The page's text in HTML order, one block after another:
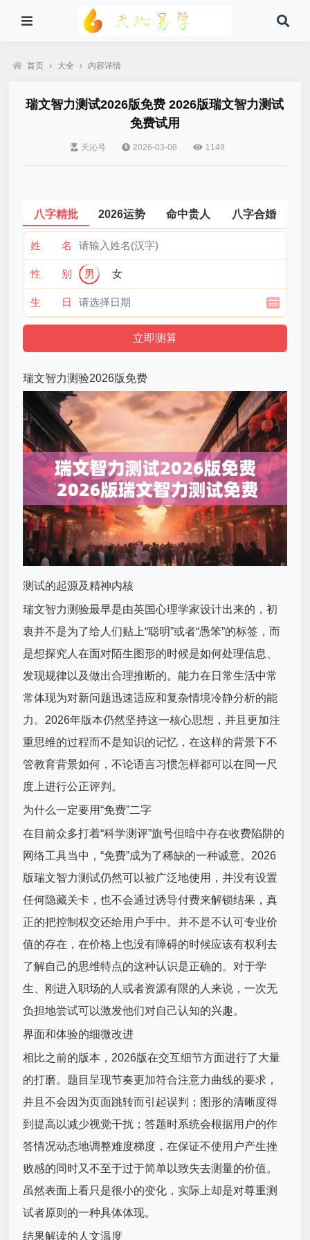
首页 › 大全 › 内容详情
瑞文智力测试2026版免费 2026版瑞文智力测试
免费试用
天沁号 2026-03-08 1149
八字精批 2026运势 命中贵人 八字合婚
姓 名
性 别 男 女
生 日
瑞文智力测验2026版免费
测试的起源及精神内核
瑞文智力测验最早是由英国心理学家设计出来的，初
衷并不是为了给人们贴上“聪明”或者“愚笨”的标签，而
是想探究人在面对陌生图形的时候是如何处理信息、
发现规律以及做出合理推断的。能力在日常生活中常
常体现为对新问题迅速适应和复杂情境冷静分析的能
力。2026年版本仍然坚持这一核心思想，并且更加注
重思维的过程而不是知识的记忆，在这样的背景下不
管教育背景如何，不论语言习惯怎样都可以在同一尺
度上进行公正评判。
为什么一定要用“免费”二字
在目前众多打着“科学测评”旗号但暗中存在收费陷阱的
网络工具当中，“免费”成为了稀缺的一种诚意。2026
版瑞文智力测试仍然可以被广泛地使用，并没有设置
任何隐藏关卡，也不会通过诱导付费来解锁结果，真
正的把控制权交还给用户手中。并不是不认可专业价
值的存在，在价格上也没有障碍的时候应该有权利去
了解自己的思维特点的这种认识是正确的。对于学
生、刚进入职场的人或者资源有限的人来说，一次无
负担地尝试可以激发他们对自己认知的兴趣。
界面和体验的细微改进
相比之前的版本，2026版在交互细节方面进行了大量
的打磨。题目呈现节奏更加符合注意力曲线的要求，
并且不会因为页面跳转而引起误判；图形的清晰度得
到提高以减少视觉干扰；答题时系统会根据用户的作
答情况动态地调整难度梯度，在保证不使用户产生挫
败感的同时又不至于过于简单以致失去测量的价值。
虽然表面上看只是很小的变化，实际上却是对尊重测
试者原则的一种具体体现。
结果解读的人文温度